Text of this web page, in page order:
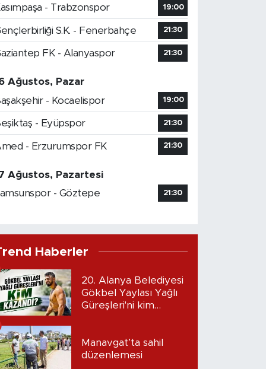
- Trabzonspor 19:00
S.K. - Fenerbahçe 21:30
FK - Alanyaspor 21:30
Ağustos, Pazar
- Kocaelispor
19:00
- Eyüpspor 21:30
- Erzurumspor FK 21:30
Ağustos, Pazartesi
- Göztepe
21:30
Haberler
20. Alanya Belediyesi
Gökbel Yaylası Yağlı
Güreşleri'ni kim
Manavgat’ta sahil
düzenlemesi